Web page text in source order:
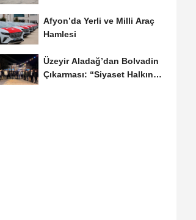
Afyon’da Yerli ve Milli Araç
Hamlesi
Üzeyir Aladağ’dan Bolvadin
Çıkarması: “Siyaset Halkın